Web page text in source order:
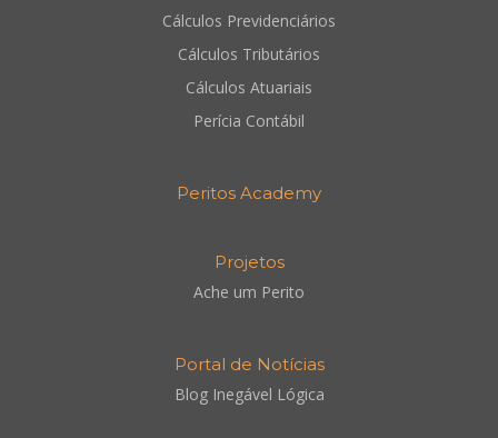
Cálculos Previdenciários
Cálculos Tributários
Cálculos Atuariais
Perícia Contábil
Peritos Academy
Projetos
Ache um Perito
Portal de Notícias
Blog Inegável Lógica